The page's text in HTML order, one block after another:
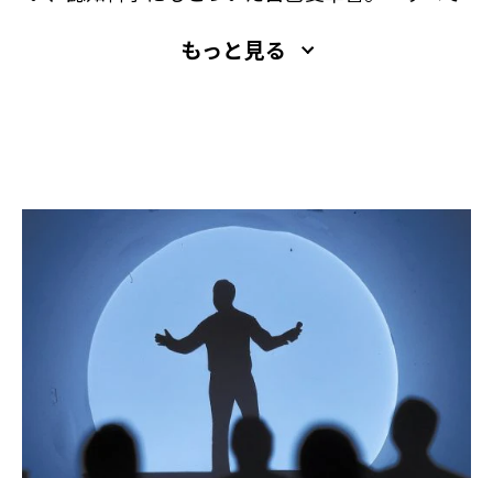
えたい人に読んでほしい一冊。¥1,760 / 幻冬舎
もっと見る